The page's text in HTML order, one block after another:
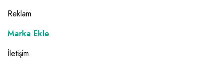
Reklam
Marka Ekle
İletişim